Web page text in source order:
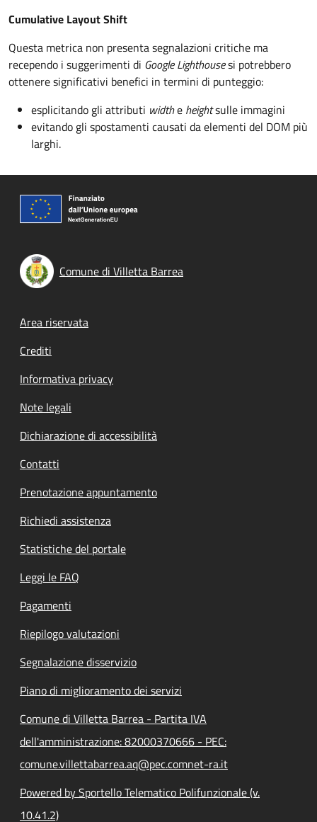
Cumulative Layout Shift
Questa metrica non presenta segnalazioni critiche ma
recependo i suggerimenti di Google Lighthousesi potrebbero
ottenere significativi benefici in termini di punteggio:
esplicitando gli attributi widthe heightsulle immagini
evitando gli spostamenti causati da elementi del DOM più
larghi.
Comune di Villetta Barrea
Footer menu
Area riservata
Crediti
Informativa privacy
Note legali
Dichiarazione di accessibilità
Contatti
Prenotazione appuntamento
Richiedi assistenza
Statistiche del portale
Leggi le FAQ
Pagamenti
Riepilogo valutazioni
Segnalazione disservizio
Piano di miglioramento dei servizi
Comune di Villetta Barrea - Partita IVA
dell'amministrazione: 82000370666 - PEC:
comune.villettabarrea.aq@pec.comnet-ra.it
Powered by Sportello Telematico Polifunzionale (v.
10.41.2)